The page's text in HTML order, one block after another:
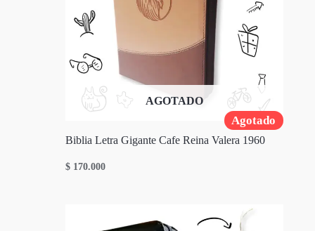
Agotado
AGOTADO
Biblia Letra Gigante Cafe Reina Valera 1960
$ 170.000